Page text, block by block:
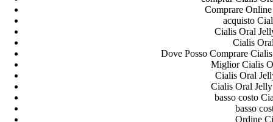
Comprare
acquisto
Cialis Oral
Cialis
Dove Posso Comprare
Miglior Cialis
Cialis Oral
Cialis Oral
basso costo
basso
Ordine